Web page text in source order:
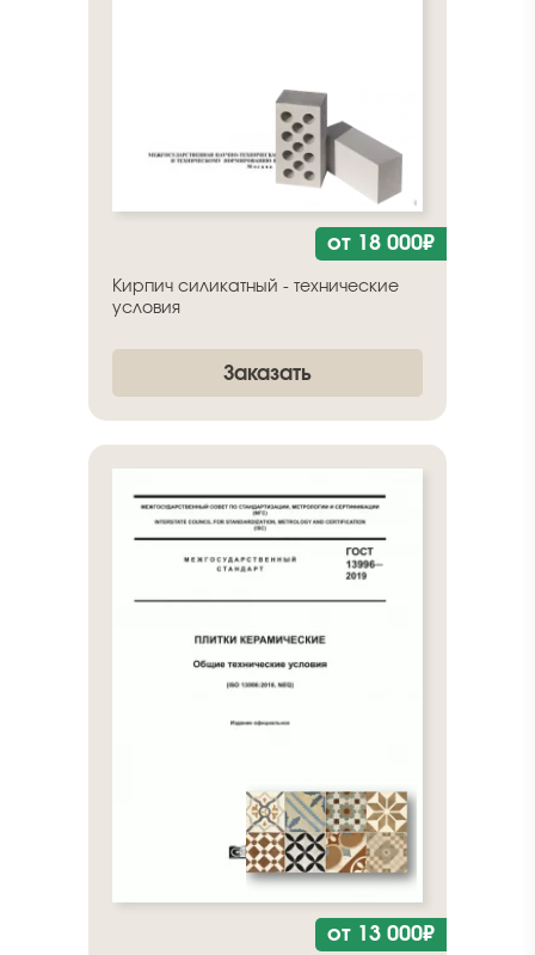
от 18 000₽
Кирпич силикатный - технические
условия
Заказать
от 13 000₽